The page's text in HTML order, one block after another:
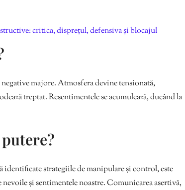
critica, disprețul, defensiva și blocajul
majore. Atmosfera devine tensionată,
treptat. Resentimentele se acumulează, ducând la
strategiile de manipulare și control, este
și sentimentele noastre. Comunicarea asertivă,